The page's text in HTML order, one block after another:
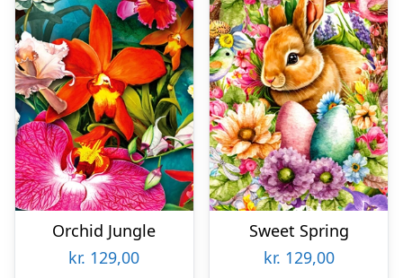
Orchid Jungle
kr. 129,00
Sweet Spring
kr. 129,00